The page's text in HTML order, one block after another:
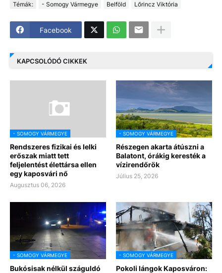
Témák: - Somogy Vármegye Belföld Lőrincz Viktória
Facebook
KAPCSOLÓDÓ CIKKEK
- SOMOGY VÁRMEGYE
Rendszeres fizikai és lelki
erőszak miatt tett
feljelentést élettársa ellen
egy kaposvári nő
Augusztus 06, 2026
- SOMOGY VÁRMEGYE
Részegen akarta átúszni a
Balatont, órákig keresték a
vízirendőrök
Július 25, 2026
- SOMOGY VÁRMEGYE
Bukósisak nélkül száguldó
- SOMOGY VÁRMEGYE
Pokoli lángok Kaposváron: